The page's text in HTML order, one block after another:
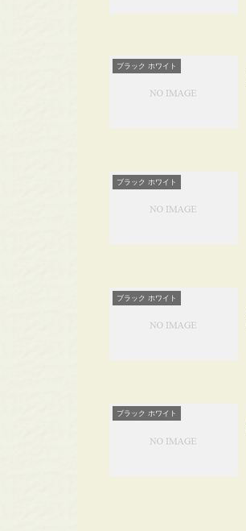
ブラック ホワイト
ブラック ホワイト
ブラック ホワイト
ブラック ホワイト